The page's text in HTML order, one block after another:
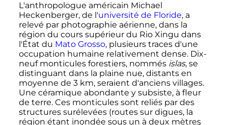
L'anthropologue américain Michael
Heckenberger, de l'université de Floride, a
relevé par photographie aérienne, dans la
région du cours supérieur du Rio Xingu dans
l'État du Mato Grosso, plusieurs traces d'une
occupation humaine relativement dense. Dix-
neuf monticules forestiers, nommés islas, se
distinguant dans la plaine nue, distants en
moyenne de 3 km, seraient d'anciens villages.
Une céramique abondante y subsiste, à fleur
de terre. Ces monticules sont reliés par des
structures surélevées (routes sur digues, la
région étant inondée sous un à deux mètres